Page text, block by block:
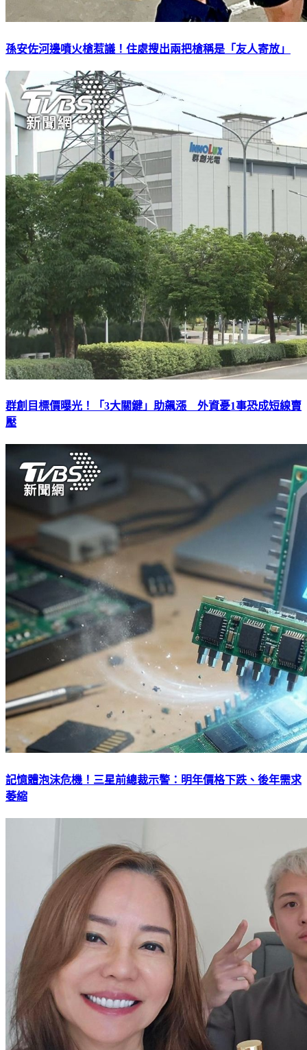
孫安佐河邊噴火槍惹議！住處搜出兩把槍稱是「友人寄放」
群創目標價曝光！「3大關鍵」助飆漲 外資憂1事恐成短線賣
壓
記憶體泡沫危機！三星前總裁示警：明年價格下跌、後年需求
萎縮